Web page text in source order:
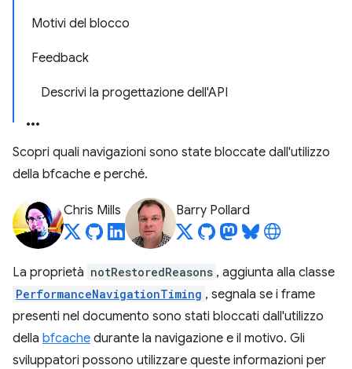
Motivi del blocco
Feedback
Descrivi la progettazione dell'API
Scopri quali navigazioni sono state bloccate dall'utilizzo
della bfcache e perché.
Chris Mills Barry Pollard
La proprietà notRestoredReasons , aggiunta alla classe
PerformanceNavigationTiming , segnala se i frame
presenti nel documento sono stati bloccati dall'utilizzo
della bfcache durante la navigazione e il motivo. Gli
sviluppatori possono utilizzare queste informazioni per